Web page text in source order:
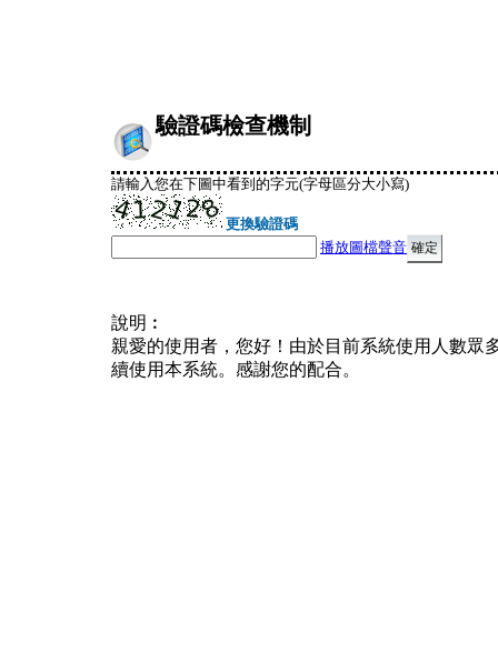
驗證碼檢查機制
請輸入您在下圖中看到的字元(字母區分大小寫)
更換驗證碼
播放圖檔聲音
說明︰
親愛的使用者，您好！由於目前系統使用人數眾
續使用本系統。感謝您的配合。